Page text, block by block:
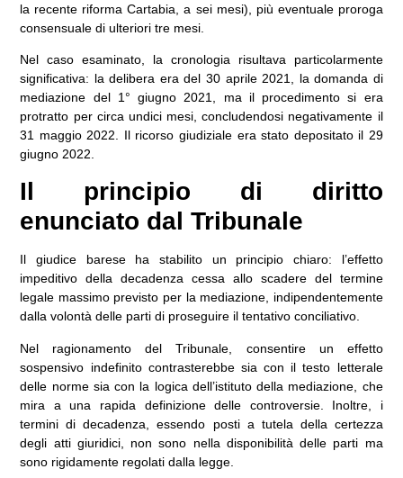
la recente riforma Cartabia, a sei mesi), più eventuale proroga
consensuale di ulteriori tre mesi.
Nel caso esaminato, la cronologia risultava particolarmente
significativa: la delibera era del 30 aprile 2021, la domanda di
mediazione del 1° giugno 2021, ma il procedimento si era
protratto per circa undici mesi, concludendosi negativamente il
31 maggio 2022. Il ricorso giudiziale era stato depositato il 29
giugno 2022.
Il principio di diritto
enunciato dal Tribunale
Il giudice barese ha stabilito un principio chiaro: l’effetto
impeditivo della decadenza cessa allo scadere del termine
legale massimo previsto per la mediazione, indipendentemente
dalla volontà delle parti di proseguire il tentativo conciliativo.
Nel ragionamento del Tribunale, consentire un effetto
sospensivo indefinito contrasterebbe sia con il testo letterale
delle norme sia con la logica dell’istituto della mediazione, che
mira a una rapida definizione delle controversie. Inoltre, i
termini di decadenza, essendo posti a tutela della certezza
degli atti giuridici, non sono nella disponibilità delle parti ma
sono rigidamente regolati dalla legge.